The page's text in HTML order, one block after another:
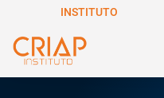
INSTITUTO